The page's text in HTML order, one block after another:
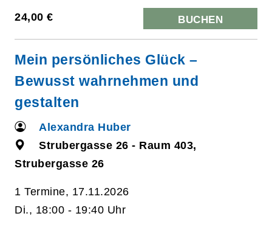
24,00 € BUCHEN
Mein persönliches Glück –
Bewusst wahrnehmen und
gestalten
Alexandra Huber
Strubergasse 26 - Raum 403,
Strubergasse 26
1 Termine, 17.11.2026
Di., 18:00 - 19:40 Uhr